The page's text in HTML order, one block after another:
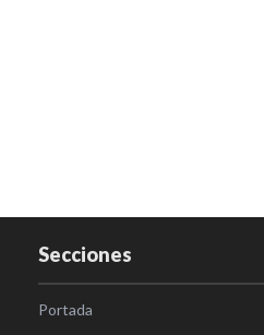
Secciones
Portada